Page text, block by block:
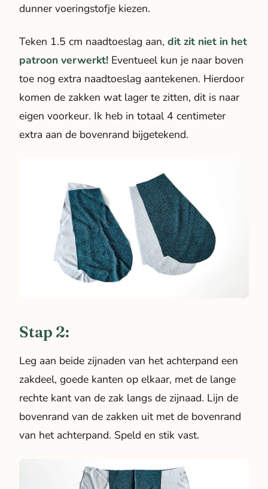
dunner voeringstofje kiezen.
Teken 1.5 cm naadtoeslag aan, dit zit niet in het
patroon verwerkt! Eventueel kun je naar boven
toe nog extra naadtoeslag aantekenen. Hierdoor
komen de zakken wat lager te zitten, dit is naar
eigen voorkeur. Ik heb in totaal 4 centimeter
extra aan de bovenrand bijgetekend.
Stap 2:
Leg aan beide zijnaden van het achterpand een
zakdeel, goede kanten op elkaar, met de lange
rechte kant van de zak langs de zijnaad. Lijn de
bovenrand van de zakken uit met de bovenrand
van het achterpand. Speld en stik vast.